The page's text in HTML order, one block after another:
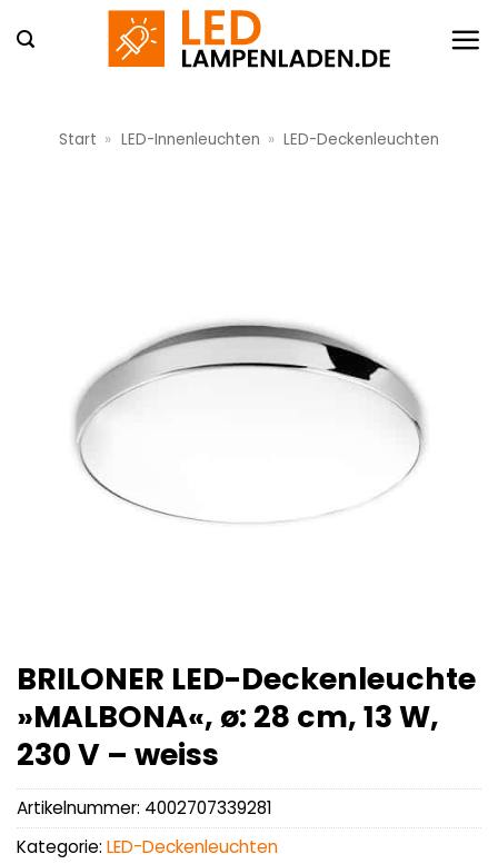
Inhalt
Start » LED-Innenleuchten » LED-Deckenleuchten
BRILONER LED-Deckenleuchte
»MALBONA«, ø: 28 cm, 13 W,
230 V – weiss
Artikelnummer: 4002707339281
Kategorie: LED-Deckenleuchten